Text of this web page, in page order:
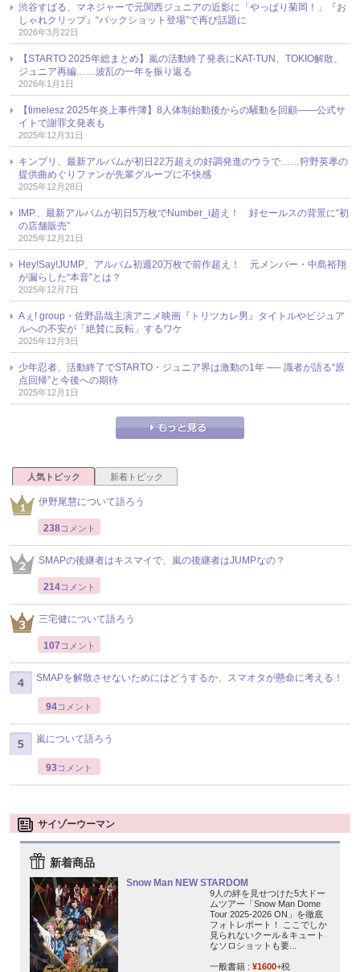
渋谷すばる、マネジャーで元関西ジュニアの近影に「やっぱり菊岡！」『お
しゃれクリップ』“バックショット登場”で再び話題に
2026年3月22日
【STARTO 2025年総まとめ】嵐の活動終了発表にKAT-TUN、TOKIO解散、
ジュニア再編……波乱の一年を振り返る
2026年1月1日
【timelesz 2025年炎上事件簿】8人体制始動後からの騒動を回顧――公式サ
イトで謝罪文発表も
2025年12月31日
キンプリ、最新アルバムが初日22万超えの好調発進のウラで……狩野英孝の
提供曲めぐりファンが先輩グループに不快感
2025年12月28日
IMP.、最新アルバムが初日5万枚でNumber_i超え！ 好セールスの背景に“初
の店舗販売”
2025年12月21日
Hey!Say!JUMP、アルバム初週20万枚で前作超え！ 元メンバー・中島裕翔
が漏らした“本音”とは？
2025年12月7日
Aぇ! group・佐野晶哉主演アニメ映画『トリツカレ男』タイトルやビジュア
ルへの不安が「絶賛に反転」するワケ
2025年12月3日
少年忍者、活動終了でSTARTO・ジュニア界は激動の1年 ── 識者が語る“原
点回帰”と今後への期待
2025年12月1日
人気トピック 新着トピック
伊野尾慧について語ろう
238コメント
SMAPの後継者はキスマイで、嵐の後継者はJUMPなの？
214コメント
三宅健について語ろう
107 コメント
SMAPを解散させないためにはどうするか、スマオタが懸命に考える！
94コメント
嵐について語ろう
93コメント
サイゾーウーマン
新着商品
Snow Man NEW STARDOM
9人の絆を見せつけた5大ドー
ムツアー「Snow Man Dome
Tour 2025-2026 ON」を徹底
フォトレポート！ ここでしか
見られないクール＆キュート
なソロショットも要...
一般書籍 : ¥1600+税